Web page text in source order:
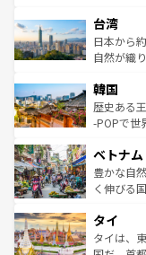
情報は
人々、お
ク、伝統
っている
はコンテン
リアリー
ク）、タ
ど、見ど
いる。ア
ビング、
い。オー
参照してほ
台湾
日本から
自然が織
ン）、静
と山間の
驚きをも
容にもい
照してほ
韓国
歴史ある
-POPで世
き、地方
できる。
まで、さ
リティに
覧を参照
ベトナム
豊かな自
く伸びる
急速な発
ーチミン
タイ
タイは、